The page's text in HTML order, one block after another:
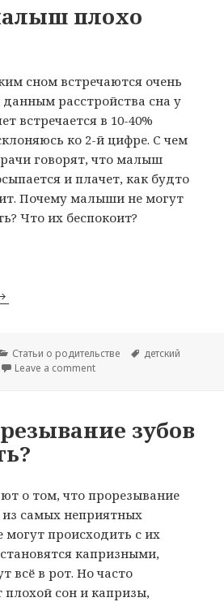
плохо
сном встречаются очень
расстройства сна у
встречается в 10-40%
ко 2-й цифре. С чем
говорят, что малыш
и плачет, как будто
Почему малыши не могут
Что их беспокоит?
малыш плохо спит?
Categories
Статьи о родительстве Tags
детский
Leave a commenton Почему малыш плохо
зубов
о том, что прорезывание
самых неприятных
могут происходить с их
капризными,
всё в рот. Но часто
сон и капризы,